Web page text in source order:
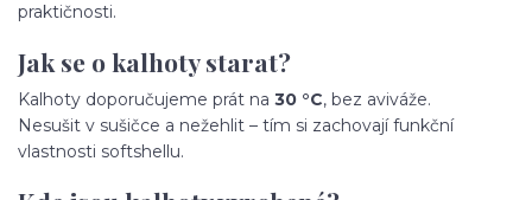
praktičnosti.
Jak se o kalhoty starat?
Kalhoty doporučujeme prát na 30 °C, bez aviváže.
Nesušit v sušičce a nežehlit – tím si zachovají funkční
vlastnosti softshellu.